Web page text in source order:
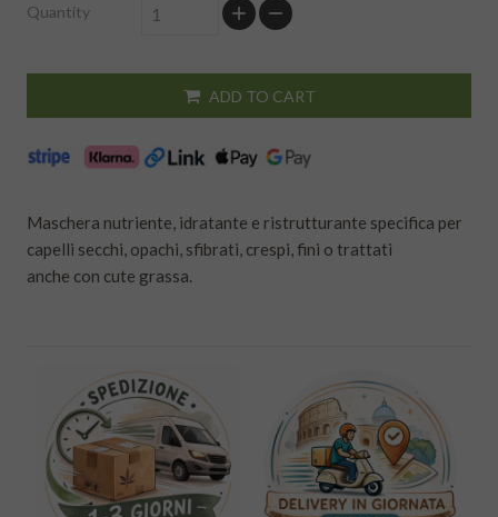
Quantity
ADD TO CART
Maschera nutriente, idratante e ristrutturante specifica per
capelli secchi, opachi, sfibrati, crespi, fini o trattati
anche con cute grassa.